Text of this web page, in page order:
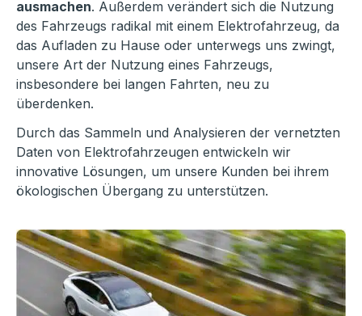
ausmachen. Außerdem verändert sich die Nutzung
des Fahrzeugs radikal mit einem Elektrofahrzeug, da
das Aufladen zu Hause oder unterwegs uns zwingt,
unsere Art der Nutzung eines Fahrzeugs,
insbesondere bei langen Fahrten, neu zu
überdenken.
Durch das Sammeln und Analysieren der vernetzten
Daten von Elektrofahrzeugen entwickeln wir
innovative Lösungen, um unsere Kunden bei ihrem
ökologischen Übergang zu unterstützen.